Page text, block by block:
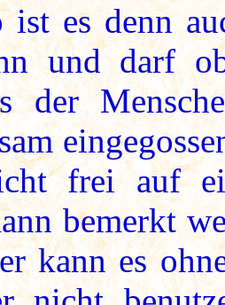
ist es denn
und darf
der
frei auf
bemerkt
kann es